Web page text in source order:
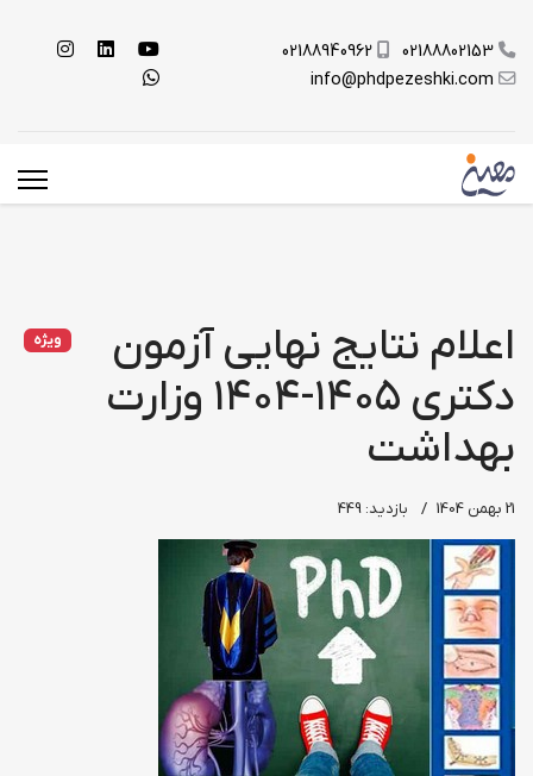
02188802153
02188940962
info@phdpezeshki.com
ویژه
اعلام نتایج نهایی آزمون
دکتری ۱۴۰۵-۱۴۰۴ وزارت
بهداشت
21 بهمن 1404 بازدید: 449